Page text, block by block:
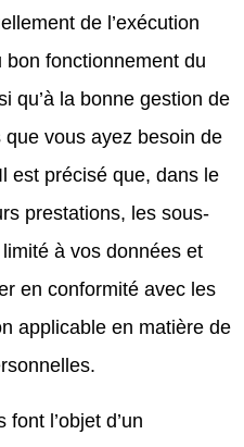
de l’exécution
fonctionnement du
qu’à la bonne gestion de
vous ayez besoin de
est précisé que, dans le
prestations, les sous-
limité à vos données et
en conformité avec les
applicable en matière de
l’objet d’un